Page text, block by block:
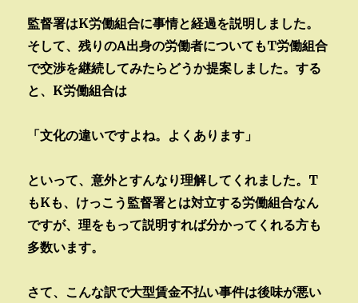
監督署はK労働組合に事情と経過を説明しました。
そして、残りのA出身の労働者についてもT労働組合
で交渉を継続してみたらどうか提案しました。する
と、K労働組合は
「文化の違いですよね。よくあります」
といって、意外とすんなり理解してくれました。T
もKも、けっこう監督署とは対立する労働組合なん
ですが、理をもって説明すれば分かってくれる方も
多数います。
さて、こんな訳で大型賃金不払い事件は後味が悪い